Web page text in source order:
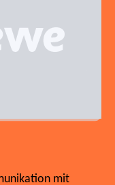
mit